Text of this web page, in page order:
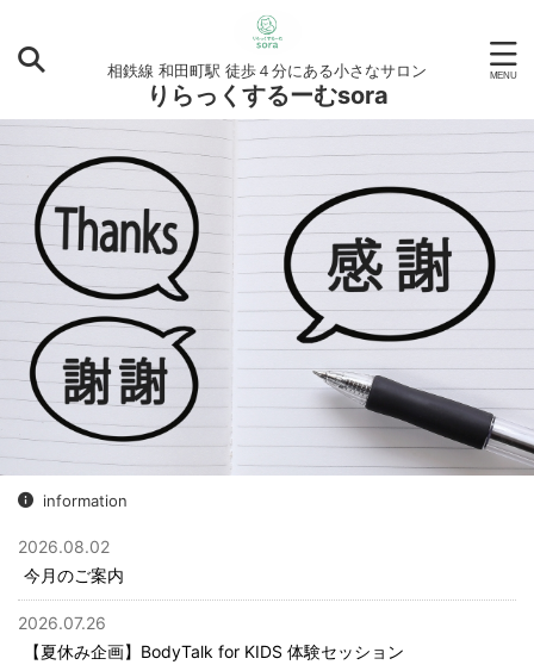
相鉄線 和田町駅 徒歩４分にある小さなサロン
りらっくするーむsora
information
2026.08.02
今月のご案内
2026.07.26
【夏休み企画】BodyTalk for KIDS 体験セッション